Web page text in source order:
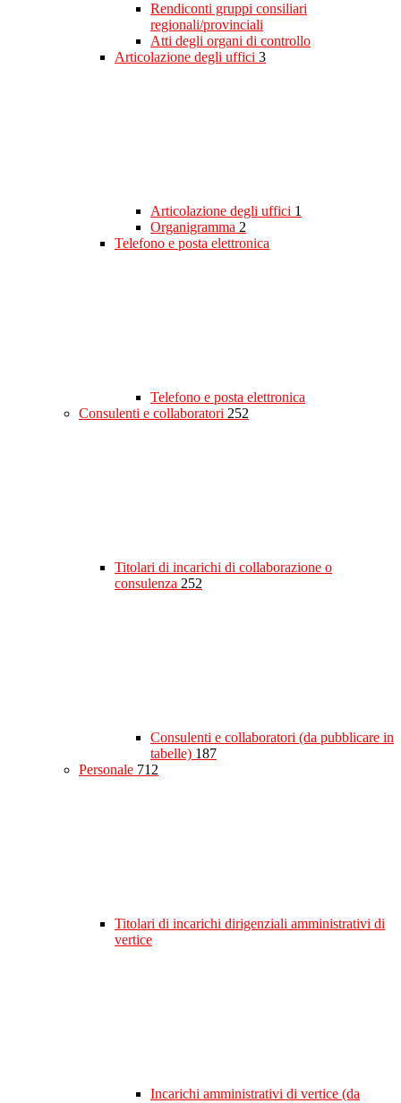
Rendiconti gruppi consiliari
regionali/provinciali
Atti degli organi di controllo
Articolazione degli uffici 3
Articolazione degli uffici 1
Organigramma 2
Telefono e posta elettronica
Telefono e posta elettronica
Consulenti e collaboratori 252
Titolari di incarichi di collaborazione o
consulenza 252
Consulenti e collaboratori (da pubblicare in
tabelle) 187
Personale 712
Titolari di incarichi dirigenziali amministrativi di
vertice
Incarichi amministrativi di vertice (da